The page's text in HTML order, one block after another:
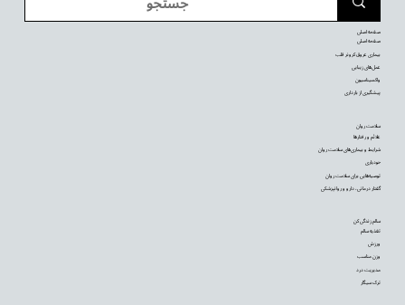
سالم زندگی کن
تغذیه سالم
ورزش
وزن مناسب
مدیریت درد
ترک سیگار
سلامت روان
علائم و رفتارها
شرایط و بیماری‌های سلامت روان
خودیاری
توصیه‌‌هایی برای سلامت روان
گفتار درمانی، دارو و روانپزشکی
صفحه اصلی
صفحه اصلی
بیماری عروق کرونر قلب
عمل‌های زیبایی
واکسیناسیون
پیشگیری از بارداری